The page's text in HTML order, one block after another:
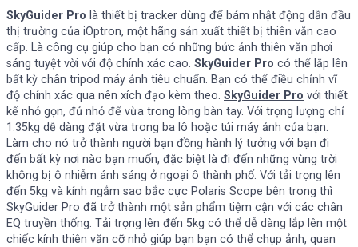
SkyGuider Pro là thiết bị tracker dùng để bám nhật động dẫn đầu
thị trường của iOptron, một hãng sản xuất thiết bị thiên văn cao
cấp. Là công cụ giúp cho bạn có những bức ảnh thiên văn phơi
sáng tuyệt vời với độ chính xác cao. SkyGuider Pro có thể lắp lên
bất kỳ chân tripod máy ảnh tiêu chuẩn. Bạn có thể điều chỉnh vĩ
độ chính xác qua nên xích đạo kèm theo. SkyGuider Pro với thiết
kế nhỏ gọn, đủ nhỏ để vừa trong lòng bàn tay. Với trọng lượng chỉ
1.35kg dễ dàng đặt vừa trong ba lô hoặc túi máy ảnh của bạn.
Làm cho nó trở thành người bạn đồng hành lý tưởng với bạn đi
đến bất kỳ nơi nào bạn muốn, đặc biệt là đi đến những vùng trời
không bị ô nhiễm ánh sáng ở ngoại ô thành phố. Với tải trọng lên
đến 5kg và kính ngắm sao bắc cực Polaris Scope bên trong thì
SkyGuider Pro đã trở thành một sản phẩm tiệm cận với các chân
EQ truyền thống. Tải trọng lên đến 5kg có thể dễ dàng lắp lên một
chiếc kính thiên văn cỡ nhỏ giúp bạn bạn có thể chụp ảnh, quan